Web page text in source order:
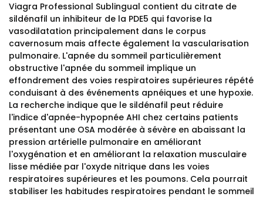
Viagra Professional Sublingual contient du citrate de
sildénafil un inhibiteur de la PDE5 qui favorise la
vasodilatation principalement dans le corpus
cavernosum mais affecte également la vascularisation
pulmonaire. L'apnée du sommeil particulièrement
obstructive l'apnée du sommeil implique un
effondrement des voies respiratoires supérieures répété
conduisant à des événements apnéiques et une hypoxie.
La recherche indique que le sildénafil peut réduire
l'indice d'apnée-hypopnée AHI chez certains patients
présentant une OSA modérée à sévère en abaissant la
pression artérielle pulmonaire en améliorant
l'oxygénation et en améliorant la relaxation musculaire
lisse médiée par l'oxyde nitrique dans les voies
respiratoires supérieures et les poumons. Cela pourrait
stabiliser les habitudes respiratoires pendant le sommeil